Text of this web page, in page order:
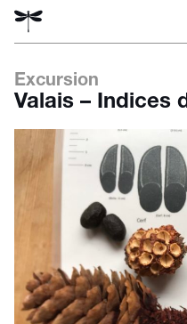
Rechercher
Excursion
Valais – Indices